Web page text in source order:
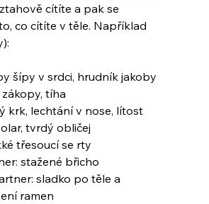
cítíte a pak se
co cítíte v těle. Například
šípy v srdci, hrudník jakoby
tíha
krk, lechtání v nose, lítost
tvrdý obličej
třesoucí se rty
stažené břicho
sladko po těle a
ramen